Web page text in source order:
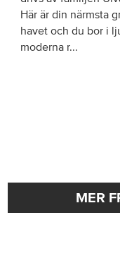
Här är din närmsta
havet och du bor i
moderna r...
MER